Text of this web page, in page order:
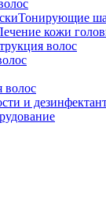
Тонирующие
кожи
волос
волос
и